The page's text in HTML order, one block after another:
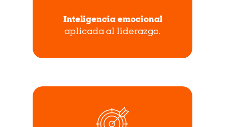
Inteligencia emocional
aplicada al liderazgo.